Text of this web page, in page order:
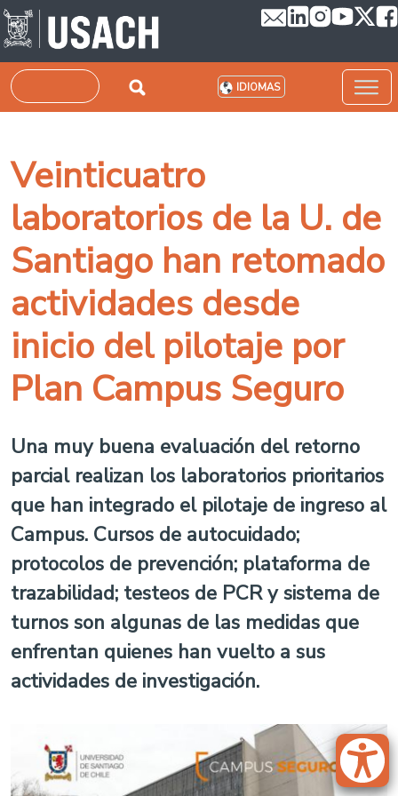
Pasar al contenido principal
Buscar IDIOMAS
Veinticuatro
laboratorios de la U. de
Santiago han retomado
actividades desde
inicio del pilotaje por
Plan Campus Seguro
Una muy buena evaluación del retorno
parcial realizan los laboratorios prioritarios
que han integrado el pilotaje de ingreso al
Campus. Cursos de autocuidado;
protocolos de prevención; plataforma de
trazabilidad; testeos de PCR y sistema de
turnos son algunas de las medidas que
enfrentan quienes han vuelto a sus
actividades de investigación.